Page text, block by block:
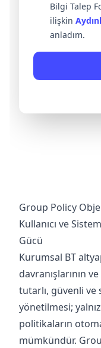
Bilgi Talep
ilişkin
anladım.
Group Policy
Kullanıcı ve
Gücü
Kurumsal BT
davranışlarının
tutarlı, güvenli
yönetilmesi;
politikaların
mümkündür.